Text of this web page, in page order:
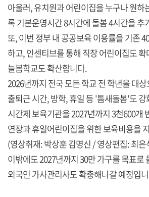
아울러, 유치원과 어린이집을 누구나 원하
록 기본운영시간 8시간에 돌봄 4시간을 추
또, 이번 정부 내 공공보육 이용률을 기존
하고, 인센티브를 통해 직장 어린이집도
늘봄학교도 확산합니다.
2026년까지 전국 모든 학교 전 학년을 대
출퇴근 시간, 방학, 휴일 등 '틈새돌봄'도 강
시간제 보육기관을 2027년까지 3천600개
연장과 휴일어린이집을 위한 보육비용을
(영상취재: 박상훈 김명신 / 영상편집: 최은
이밖에도 2027년까지 30만 가구를 목표로
외국인 가사관리사도 확충해나갈 예정입